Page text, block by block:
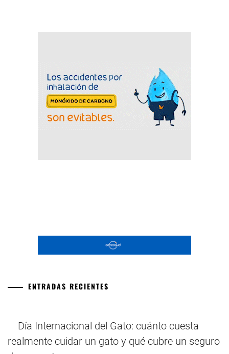
ENTRADAS RECIENTES
Día Internacional del Gato: cuánto cuesta
realmente cuidar un gato y qué cubre un seguro